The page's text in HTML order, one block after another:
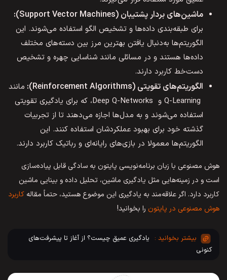
ماشین‌های بردار پشتیبان (Support Vector Machines):
برای طبقه‌بندی داده‌ها و تشخیص الگو استفاده می‌شوند. این
الگوریتم‌ها به‌دنبال یافتن بهترین مرز بین دسته‌های مختلف
داده‌ها هستند و در مسائلی مانند شناسایی چهره و تشخیص
دست‌خط کاربرد دارند.
الگوریتم‌های تقویتی (Reinforcement Algorithms):
مانند
Q-Learning و Deep Q-Networks، که برای یادگیری تقویتی
استفاده می‌شوند و به مدل‌ها اجازه می‌دهند تا از تجربیات
گذشته خود برای بهبود عملکردشان استفاده کنند. این
الگوریتم‌ها معمولا در بازی‌های رایانه‌ای و رباتیک کاربرد دارند.
هوش مصنوعی با زبان برنامه‌نویسی پایتون به سادگی قابل پیاده‌سازی
است و در زمینه‌هایی مثل یادگیری ماشین، تحلیل داده و بینایی ماشین
کاربرد دارد. اگر علاقه‌مند به یادگیری این موضوع هستید، حتماً مقاله کاربرد
هوش مصنوعی در پایتون را بخوانید!
یادگیری عمیق چیست؟ از آغاز تا پیشرفت‌های
کنونی